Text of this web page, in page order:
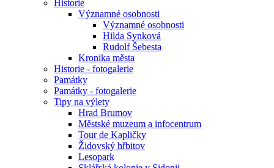
Historie
Významné osobnosti
Významné osobnosti
Hilda Synková
Rudolf Šebesta
Kronika města
Historie - fotogalerie
Památky
Památky - fotogalerie
Tipy na výlety
Hrad Brumov
Městské muzeum a infocentrum
Tour de Kapličky
Židovský hřbitov
Lesopark